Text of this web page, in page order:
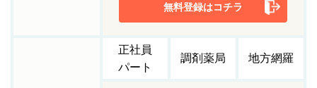
無料登録はコチラ
正社員
パート
調剤薬局 地方網羅